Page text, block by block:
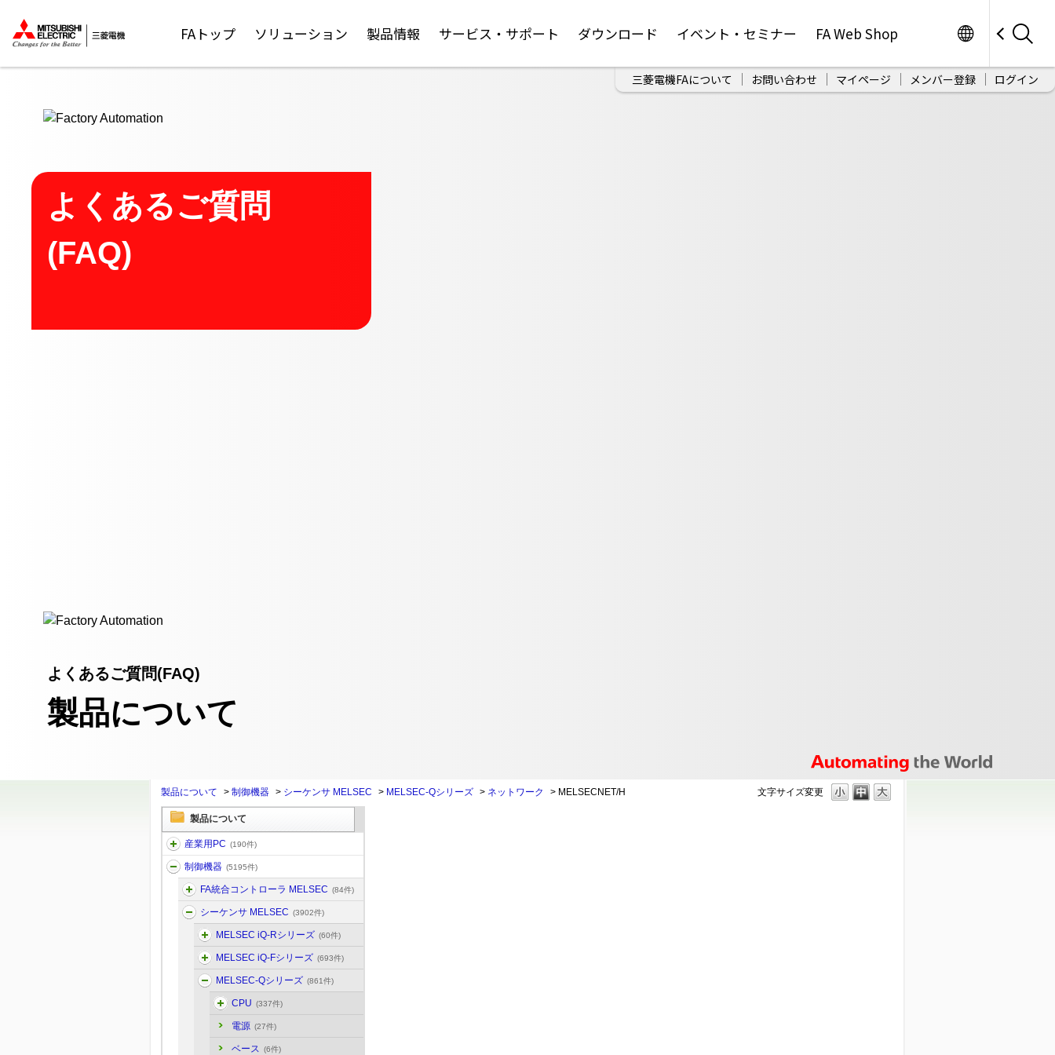
FAトップ ソリューション 製品情報 サービス・サポート ダウンロード イベント・セミナー FA Web Shop
三菱電機FAについて お問い合わせ マイページ メンバー登録 ログイン
よくあるご質問
(FAQ)
よくあるご質問(FAQ)
製品について
文字サイズ変更
製品について > 制御機器 > シーケンサ MELSEC > MELSEC-Qシリーズ > ネットワーク > MELSECNET/H
製品について
産業用PC (190件)
制御機器 (5195件)
FA統合コントローラ MELSEC (84件)
シーケンサ MELSEC (3902件)
MELSEC iQ-Rシリーズ (60件)
MELSEC iQ-Fシリーズ (693件)
MELSEC-Qシリーズ (861件)
CPU (337件)
電源 (27件)
ベース (6件)